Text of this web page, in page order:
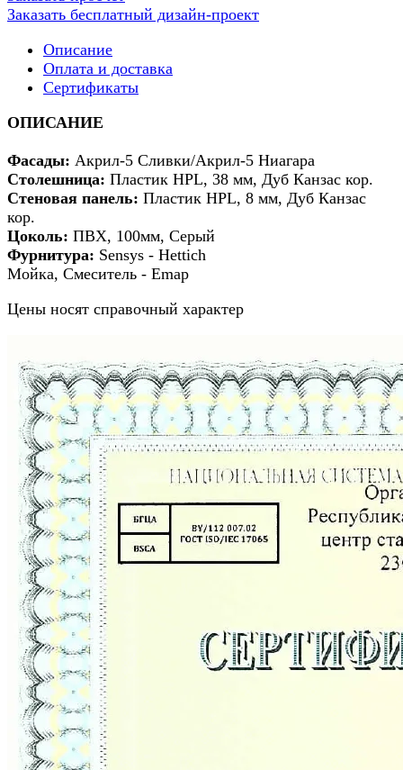
Заказать бесплатный дизайн-проект
Описание
Оплата и доставка
Сертификаты
ОПИСАНИЕ
Фасады: Акрил-5 Сливки/Акрил-5 Ниагара
Столешница: Пластик HPL, 38 мм, Дуб Канзас кор.
Стеновая панель: Пластик HPL, 8 мм, Дуб Канзас
кор.
Цоколь: ПВХ, 100мм, Серый
Фурнитура: Sensys - Hettich
Мойка, Смеситель - Emap
Цены носят справочный характер